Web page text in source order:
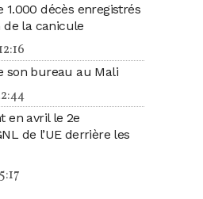
1.000 décès enregistrés
de la canicule
son bureau au Mali
en avril le 2e
de l’UE derrière les